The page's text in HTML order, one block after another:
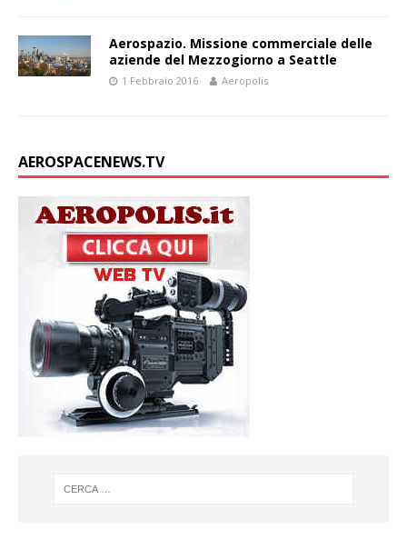
Aerospazio. Missione commerciale delle
aziende del Mezzogiorno a Seattle
1 Febbraio 2016 Aeropolis
AEROSPACENEWS.TV